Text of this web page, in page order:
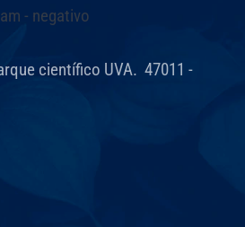
científico UVA. 47011 -